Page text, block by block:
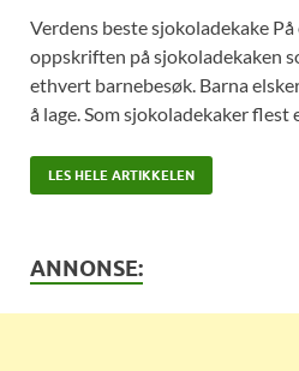
Verdens beste sjokoladekake
oppskriften på sjokoladekaken
ethvert barnebesøk. Barna
å lage. Som sjokoladekaker flest
LES HELE ARTIKKELEN
ANNONSE: